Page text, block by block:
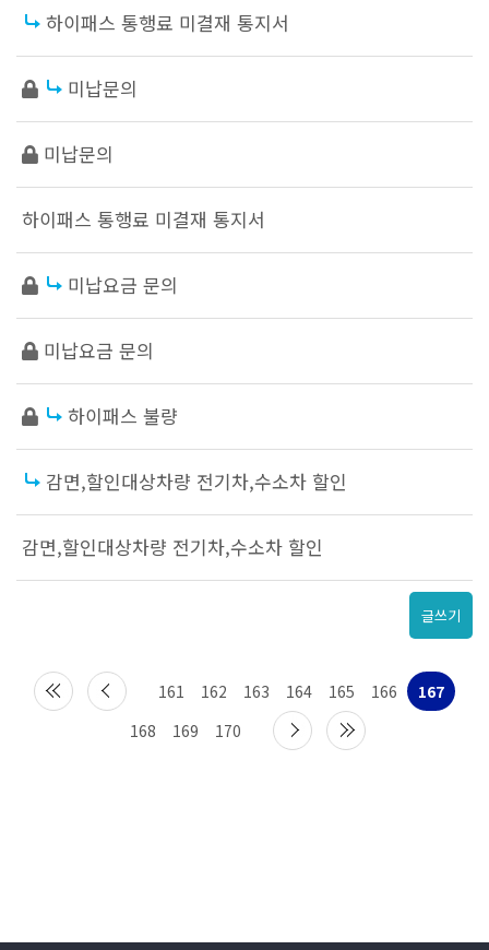
하이패스 통행료 미결재 통지서
미납문의
미납문의
하이패스 통행료 미결재 통지서
미납요금 문의
미납요금 문의
하이패스 불량
감면,할인대상차량 전기차,수소차 할인
감면,할인대상차량 전기차,수소차 할인
글쓰기
161 162 163 164 165 166
167
168
169 170